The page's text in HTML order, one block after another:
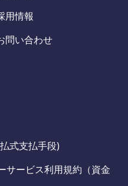
用情報
問い合わせ
式支払手段)
サービス利用規約（資金